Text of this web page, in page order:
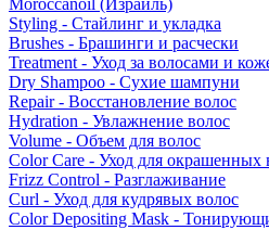
Moroccanoil (Израиль)
Styling - Стайлинг и укладка
Brushes - Брашинги и расчески
Treatment - Уход за волосами и
Dry Shampoo - Сухие шампуни
Repair - Восстановление волос
Hydration - Увлажнение волос
Volume - Объем для волос
Color Care - Уход для окрашенных
Frizz Control - Разглаживание
Curl - Уход для кудрявых волос
Color Depositing Mask -